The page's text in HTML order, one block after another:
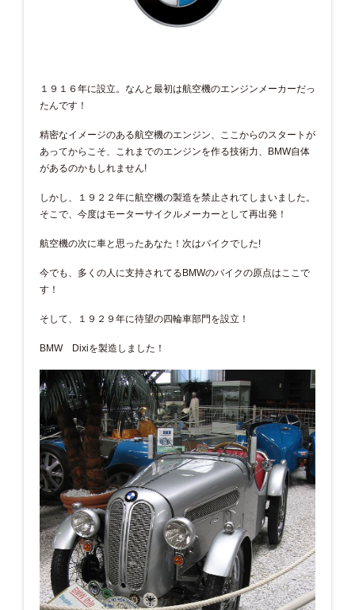
１９１６年に設立。なんと最初は航空機のエンジンメーカーだっ
たんです！
精密なイメージのある航空機のエンジン、ここからのスタートが
あってからこそ、これまでのエンジンを作る技術力、BMW自体
があるのかもしれません!
しかし、１９２２年に航空機の製造を禁止されてしまいました。
そこで、今度はモーターサイクルメーカーとして再出発！
航空機の次に車と思ったあなた！次はバイクでした!
今でも、多くの人に支持されてるBMWのバイクの原点はここで
す！
そして、１９２９年に待望の四輪車部門を設立！
BMW Dixiを製造しました！